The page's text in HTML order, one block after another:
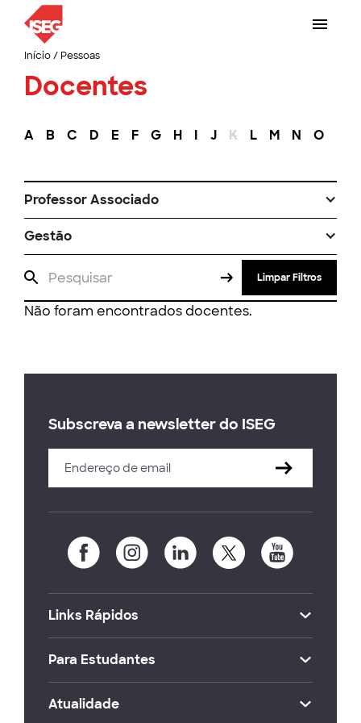
Início/ Pessoas
Docentes
A B C D E F G H I J K L M N O
Professor Associado
Gestão
Limpar Filtros
Não foram encontrados docentes.
Subscreva a newsletter do ISEG
Links Rápidos
Para Estudantes
Atualidade